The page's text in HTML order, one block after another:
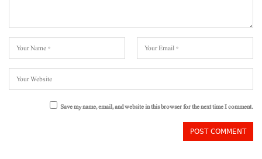
Save my name, email, and website in this browser for the next time I comment.